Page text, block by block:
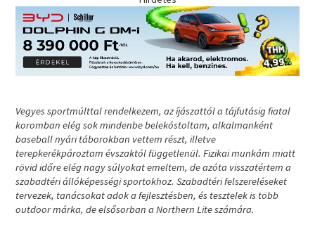
Vegyes sportmúlttal rendelkezem, az íjászattól a tájfutásig fiatal
koromban elég sok mindenbe belekóstoltam, alkalmanként
baseball nyári táborokban vettem részt, illetve
terepkerékpároztam évszaktól függetlenül. Fizikai munkám miatt
rövid időre elég nagy súlyokat emeltem, de azóta visszatértem a
szabadtéri állóképességi sportokhoz. Szabadtéri felszereléseket
tervezek, tanácsokat adok a fejlesztésben, és tesztelek is több
outdoor márka, de elsősorban a Northern Lite számára.